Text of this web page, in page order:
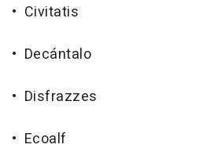
• Civitatis
• Decántalo
• Disfrazzes
• Ecoalf